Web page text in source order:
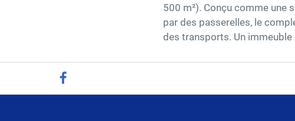
500 m²). Conçu comme une
par des passerelles, le
des transports. Un
facebook